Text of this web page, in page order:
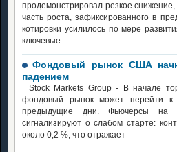
продемонстрировал резкое
часть роста, зафиксированного в
котировки усилилось по мере
ключевые
Фондовый рынок США
падением
Stock Markets Group - В начале
фондовый рынок может перейти
предыдущие дни. Фьючерсы на
сигнализируют о слабом старте:
около 0,2 %, что отражает